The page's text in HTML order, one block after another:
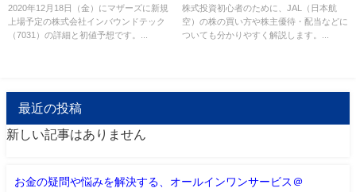
規上場情報～
2020年12月18日（金）にマザーズに新規
上場予定の株式会社インバウンドテック
（7031）の詳細と初値予想です。...
株式投資初心者のために、JAL（日本航
空）の株の買い方や株主優待・配当などに
ついても分かりやすく解説します。...
最近の投稿
新しい記事はありません
お金の疑問や悩みを解決する、オールインワンサービス＠